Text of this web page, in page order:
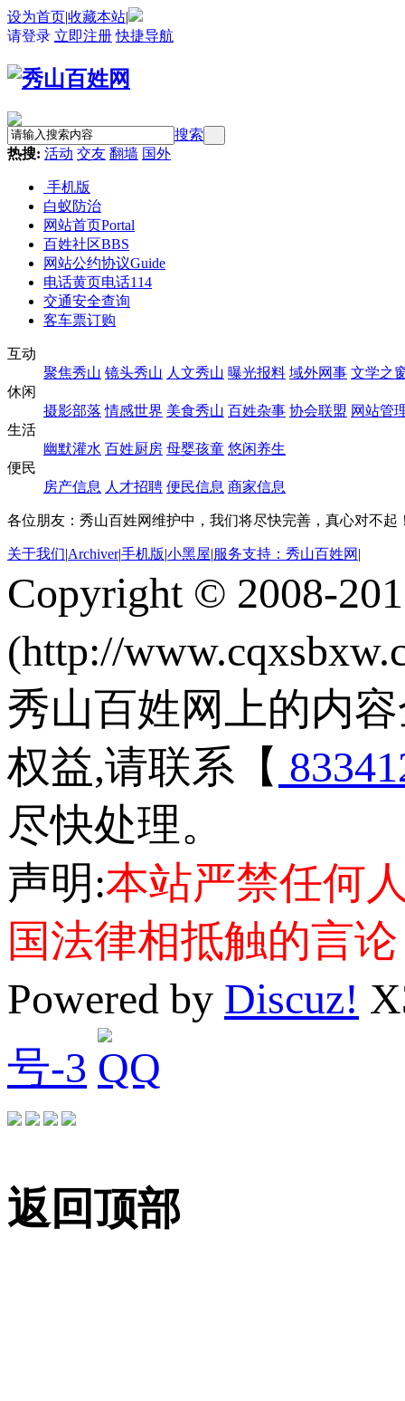
设为首页|收藏本站|
请登录 立即注册 快捷导航
搜索
热搜: 活动 交友 翻墙 国外
手机版
白蚁防治
网站首页Portal
百姓社区BBS
网站公约协议Guide
电话黄页电话114
交通安全查询
客车票订购
互动
聚焦秀山 镜头秀山 人文秀山 曝光报料 域外网事 文学之
休闲
摄影部落 情感世界 美食秀山 百姓杂事 协会联盟 网站管
生活
幽默灌水 百姓厨房 母婴孩童 悠闲养生
便民
房产信息 人才招聘 便民信息 商家信息
各位朋友：秀山百姓网维护中，我们将尽快完善，真心对不起
关于我们|Archiver|手机版|小黑屋|服务支持：秀山百姓网 |
Copyright © 2008-
(http://
秀山百姓网上的内
权益,请联系【
尽快处理。
声明:本站严禁任何
国法律相抵触的言
Powered by Discuz!
号-3
返回顶部